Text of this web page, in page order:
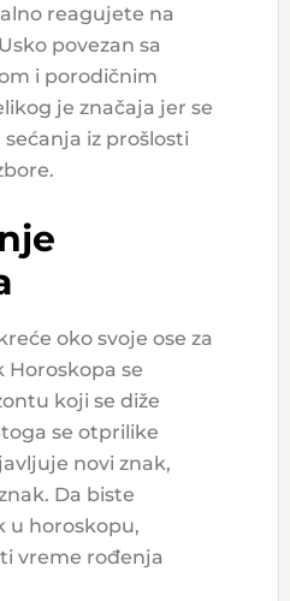
reagujete na
povezan sa
i porodičnim
je značaja jer se
iz prošlosti
oko svoje ose za
Horoskopa se
koji se diže
se otprilike
novi znak,
Da biste
u horoskopu,
vreme rođenja